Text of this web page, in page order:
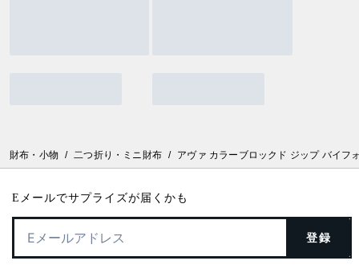
財布・小物 / 二つ折り・ミニ財布 / アヴァ カラーブロックド ジップ バイフ
Eメールでサプライズが届くかも
登録